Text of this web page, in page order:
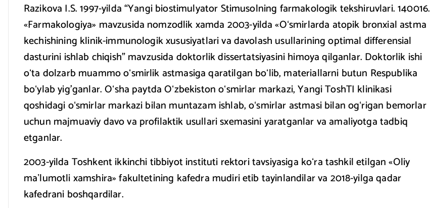
Razikova I.S. 1997-yilda “Yangi biostimulyator Stimusolning farmakologik tekshiruvlari. 140016.
«Farmakologiya» mavzusida nomzodlik xamda 2003-yilda «Oʻsmirlarda atopik bronxial astma
kechishining klinik-immunologik xususiyatlari va davolash usullarining optimal differensial
dasturini ishlab chiqish” mavzusida doktorlik dissertatsiyasini himoya qilganlar. Doktorlik ishi
oʻta dolzarb muammo oʻsmirlik astmasiga qaratilgan boʻlib, materiallarni butun Respublika
boʻylab yig’ganlar. Oʻsha paytda Oʻzbekiston oʻsmirlar markazi, Yangi ToshTI klinikasi
qoshidagi oʻsmirlar markazi bilan muntazam ishlab, oʻsmirlar astmasi bilan ogʻrigan bemorlar
uchun majmuaviy davo va profilaktik usullari sxemasini yaratganlar va amaliyotga tadbiq
etganlar.
2003-yilda Toshkent ikkinchi tibbiyot instituti rektori tavsiyasiga koʻra tashkil etilgan «Oliy
maʼlumotli xamshira» fakultetining kafedra mudiri etib tayinlandilar va 2018-yilga qadar
kafedrani boshqardilar.